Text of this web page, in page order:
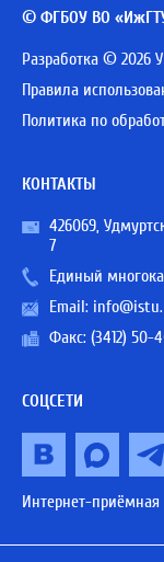
© ФГБОУ ВО
Разработка © 2026
Правила
Политика по
КОНТАКТЫ
426069,
7
Единый
Email:
Факс: (3412) 50-
СОЦСЕТИ
Интернет-приёмная